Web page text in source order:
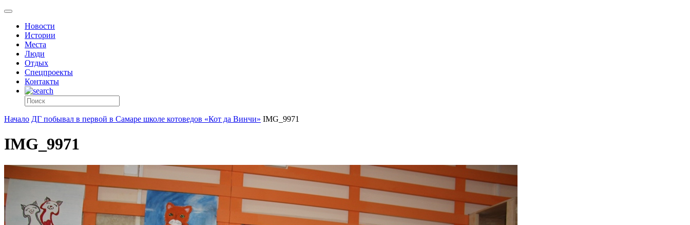
Новости
Истории
Места
Люди
Отдых
Спецпроекты
Контакты
Начало ДГ побывал в первой в Самаре школе котоведов «Кот да Винчи» IMG_9971
IMG_9971